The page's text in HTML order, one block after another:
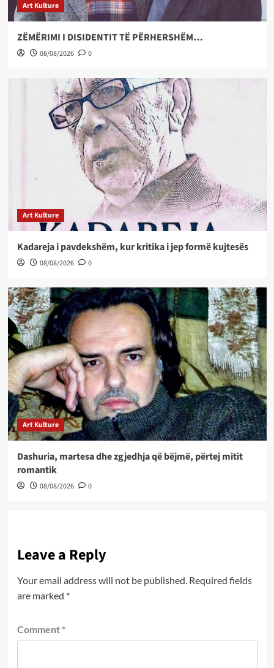
Art Kulture
ZËMËRIMI I DISIDENTIT TË PËRHERSHËM…
08/08/2026 0
Art Kulture
Kadareja i pavdekshëm, kur kritika i jep formë kujtesës
08/08/2026 0
Art Kulture
Dashuria, martesa dhe zgjedhja që bëjmë, përtej mitit
romantik
08/08/2026 0
Leave a Reply
Your email address will not be published. Required fields
are marked *
Comment *